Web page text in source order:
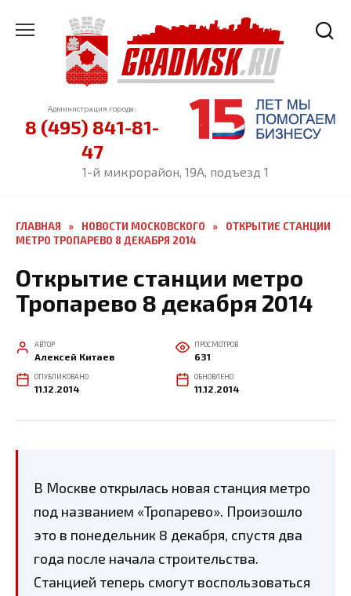
содержанию
Администрация города:
8 (495) 841-81-
47
1-й микрорайон, 19А, подъезд 1
ГЛАВНАЯ » НОВОСТИ МОСКОВСКОГО »
ОТКРЫТИЕ СТАНЦИИ
МЕТРО ТРОПАРЕВО 8 ДЕКАБРЯ 2014
Открытие станции метро
Тропарево 8 декабря 2014
АВТОР
Алексей Китаев
ПРОСМОТРОВ
631
ОПУБЛИКОВАНО
11.12.2014
ОБНОВЛЕНО
11.12.2014
В Москве открылась новая станция метро
под названием «Тропарево». Произошло
это в понедельник 8 декабря, спустя два
года после начала строительства.
Станцией теперь смогут воспользоваться